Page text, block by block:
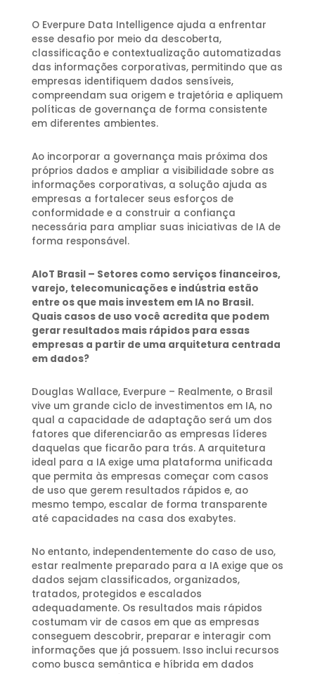
O Everpure Data Intelligence ajuda a enfrentar
esse desafio por meio da descoberta,
classificação e contextualização automatizadas
das informações corporativas, permitindo que as
empresas identifiquem dados sensíveis,
compreendam sua origem e trajetória e apliquem
políticas de governança de forma consistente
em diferentes ambientes.
Ao incorporar a governança mais próxima dos
próprios dados e ampliar a visibilidade sobre as
informações corporativas, a solução ajuda as
empresas a fortalecer seus esforços de
conformidade e a construir a confiança
necessária para ampliar suas iniciativas de IA de
forma responsável.
AIoT Brasil – Setores como serviços financeiros,
varejo, telecomunicações e indústria estão
entre os que mais investem em IA no Brasil.
Quais casos de uso você acredita que podem
gerar resultados mais rápidos para essas
empresas a partir de uma arquitetura centrada
em dados?
Douglas Wallace, Everpure – Realmente, o Brasil
vive um grande ciclo de investimentos em IA, no
qual a capacidade de adaptação será um dos
fatores que diferenciarão as empresas líderes
daquelas que ficarão para trás. A arquitetura
ideal para a IA exige uma plataforma unificada
que permita às empresas começar com casos
de uso que gerem resultados rápidos e, ao
mesmo tempo, escalar de forma transparente
até capacidades na casa dos exabytes.
No entanto, independentemente do caso de uso,
estar realmente preparado para a IA exige que os
dados sejam classificados, organizados,
tratados, protegidos e escalados
adequadamente. Os resultados mais rápidos
costumam vir de casos em que as empresas
conseguem descobrir, preparar e interagir com
informações que já possuem. Isso inclui recursos
como busca semântica e híbrida em dados